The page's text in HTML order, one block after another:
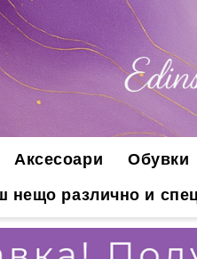
Аксесоари Обувки
нещо различно и